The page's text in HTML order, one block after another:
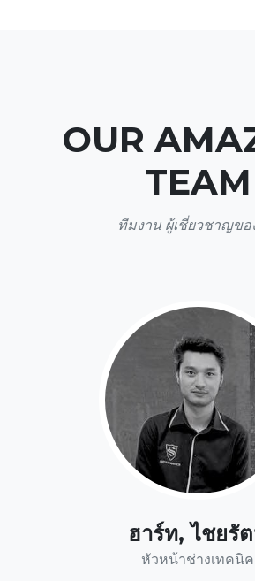
OUR
TEAM
ทีมงาน ผู้เชี่ยวชาญขอ
ฮาร์ท, ไชยรั
หัวหน้าช่างเทคนิค